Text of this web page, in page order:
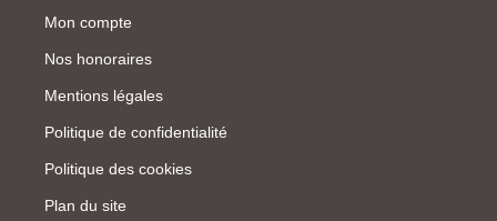
Mon compte
Nos honoraires
Mentions légales
Politique de confidentialité
Politique des cookies
Plan du site